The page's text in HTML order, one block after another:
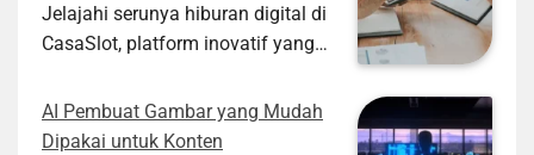
Jelajahi serunya hiburan digital di
CasaSlot, platform inovatif yang
pengalaman online menarik dan
praktis untuk anda.
AI Pembuat Gambar yang Mudah
Dipakai untuk Konten